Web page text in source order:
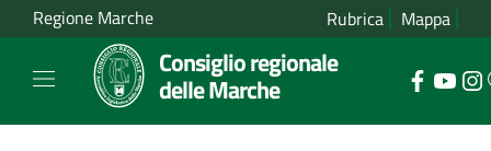
Regione Marche Rubrica Mappa
Consiglio regionale
delle Marche